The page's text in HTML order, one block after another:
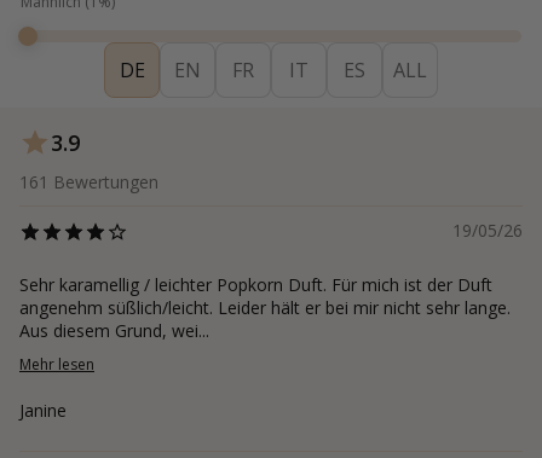
DE EN FR IT ES ALL
3.9
161 Bewertungen
19/05/26
Sehr karamellig / leichter Popkorn Duft. Für mich ist der Duft
angenehm süßlich/leicht. Leider hält er bei mir nicht sehr lange.
Aus diesem Grund, wei...
Mehr lesen
Janine